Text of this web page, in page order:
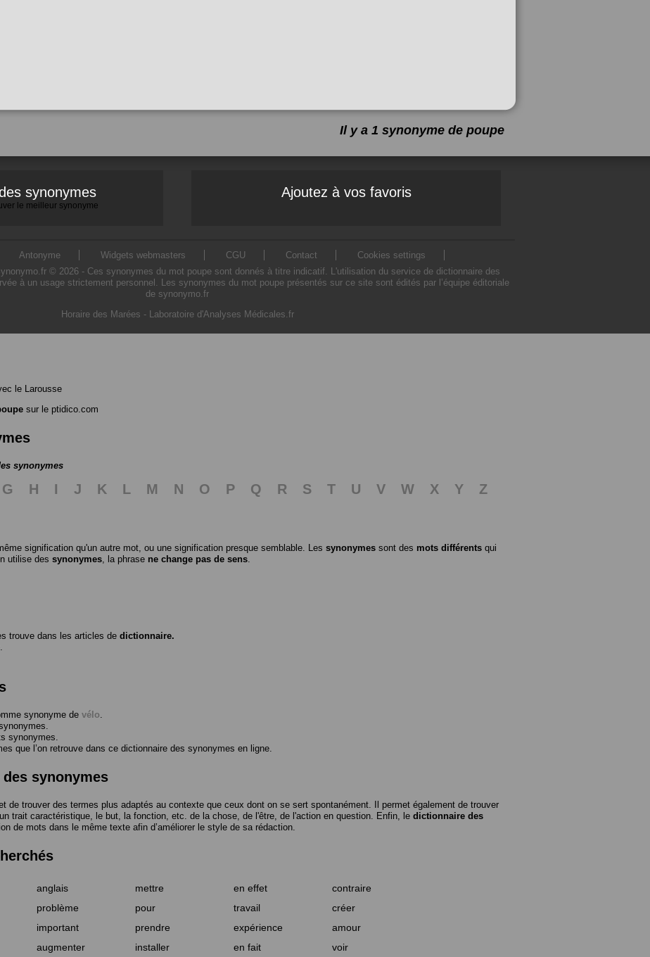
Il y a 1 synonyme de poupe
synonymes
le meilleur synonyme
Ajoutez à vos favoris
Antonyme Widgets webmasters CGU Contact
Cookies settings
© 2026 - Ces synonymes du mot poupe sont donnés à titre indicatif. L'utilisation du service de dictionnaire des
à un usage strictement personnel. Les synonymes du mot poupe présentés sur ce site sont édités par l’équipe éditoriale
de synonymo.fr
Horaire des Marées - Laboratoire d'Analyses Médicales.fr
le Larousse
sur le ptidico.com
synonymes
G H I J K L M N O P Q R S T U V W X Y
Z
signification qu'un autre mot, ou une signification presque semblable. Les synonymes sont des mots différents qui
utilise des synonymes , la phrase ne change pas de sens
trouve dans les articles de dictionnaire.
synonyme de vélo
synonymes.
que l’on retrouve dans ce dictionnaire des synonymes en ligne.
synonymes
de trouver des termes plus adaptés au contexte que ceux dont on se sert spontanément. Il permet également de trouver
trait caractéristique, le but, la fonction, etc. de la chose, de l'être, de l'action en question. Enfin, le dictionnaire des
de mots dans le même texte afin d’améliorer le style de sa rédaction.
anglais mettre en effet
contraire
problème pour travail
créer
important prendre expérience
amour
augmenter installer en fait voir